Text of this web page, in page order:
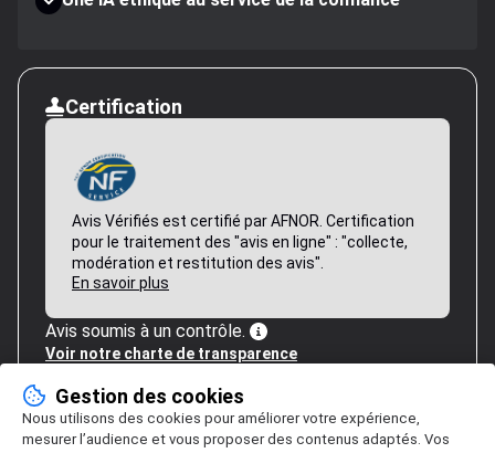
Certification
Avis Vérifiés est certifié par AFNOR. Certification
pour le traitement des "avis en ligne" : "collecte,
modération et restitution des avis".
En savoir plus
Avis soumis à un contrôle.
Voir notre charte de transparence
Gestion des cookies
Nous utilisons des cookies pour améliorer votre expérience,
mesurer l’audience et vous proposer des contenus adaptés. Vos